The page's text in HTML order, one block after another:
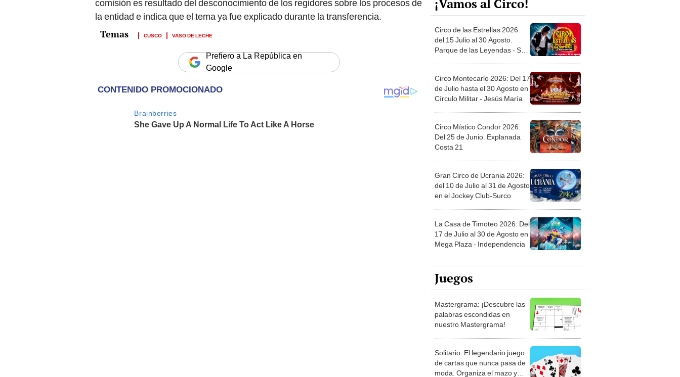
comisión es resultado del desconocimiento de los regidores sobre los procesos de
la entidad e indica que el tema ya fue explicado durante la transferencia.
CUSCO VASO DE LECHE
Prefiero a La República en
Google
¡Vamos al Circo!
Circo de las Estrellas 2026:
del 15 Julio al 30 Agosto.
Parque de las Leyendas - San
Circo Montecarlo 2026: Del 17
de Julio hasta el 30 Agosto en
Círculo Militar - Jesús María
Circo Místico Condor 2026:
Del 25 de Junio. Explanada
Costa 21
Gran Circo de Ucrania 2026:
del 10 de Julio al 31 de Agosto
en el Jockey Club-Surco
La Casa de Timoteo 2026: Del
17 de Julio al 30 de Agosto en
Mega Plaza - Independencia
Juegos
Mastergrama: ¡Descubre las
palabras escondidas en
nuestro Mastergrama!
Solitario: El legendario juego
de cartas que nunca pasa de
moda. Organiza el mazo y